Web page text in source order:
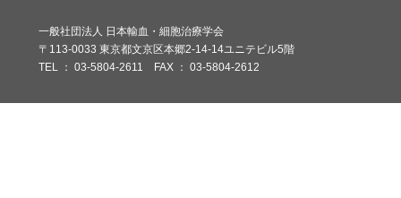
一般社団法人 日本輸血・細胞治療学会
〒113-0033 東京都文京区本郷2-14-14ユニテビル5階
TEL ： 03-5804-2611 FAX ： 03-5804-2612